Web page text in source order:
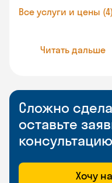
Все услуги и цены (4)
Читать дальше
Сложно
оставьте
консультацию
Хочу